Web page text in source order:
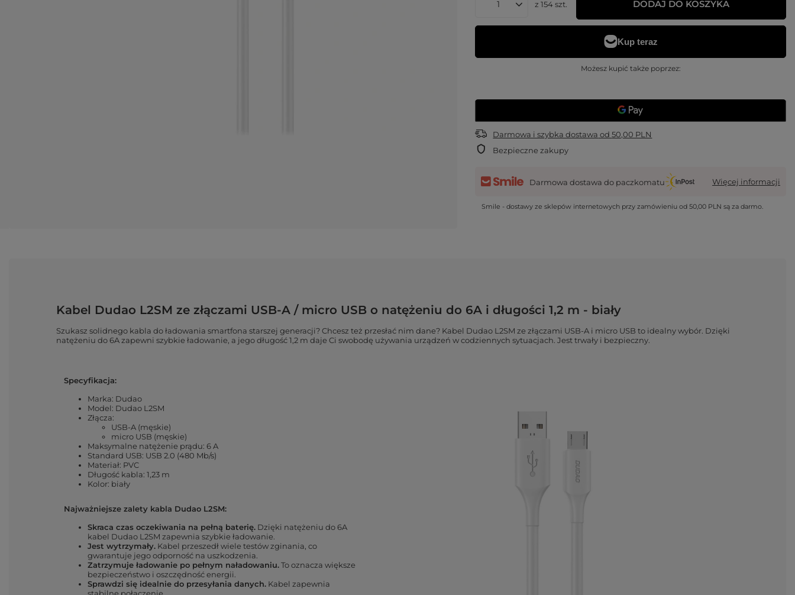
z154szt. DODAJ DO KOSZYKA
Możesz kupić także poprzez:
Darmowa i szybka dostawa od50,00 PLN
Bezpieczne zakupy
Darmowa dostawa do paczkomatu Więcej informacji
Smile - dostawy ze sklepów internetowych przy zamówieniu od50,00 PLN są za darmo.
Kabel Dudao L2SM ze złączami USB-A / micro USB o natężeniu do 6A i długości 1,2 m - biały
Szukasz solidnego kabla do ładowania smartfona starszej generacji? Chcesz też przesłać nim dane? Kabel Dudao L2SM ze złączami USB-A i micro USB to idealny wybór. Dzięki
natężeniu do 6A zapewni szybkie ładowanie, a jego długość 1,2 m daje Ci swobodę używania urządzeń w codziennych sytuacjach. Jest trwały i bezpieczny.
Specyfikacja:
Marka: Dudao
Model: Dudao L2SM
Złącza:
USB-A (męskie)
micro USB (męskie)
Maksymalne natężenie prądu: 6 A
Standard USB: USB 2.0 (480 Mb/s)
Materiał: PVC
Długość kabla: 1,23 m
Kolor: biały
Najważniejsze zalety kabla Dudao L2SM:
Skraca czas oczekiwania na pełną baterię. Dzięki natężeniu do 6A
kabel Dudao L2SM zapewnia szybkie ładowanie.
Jest wytrzymały. Kabel przeszedł wiele testów zginania, co
gwarantuje jego odporność na uszkodzenia.
Zatrzymuje ładowanie po pełnym naładowaniu.To oznacza większe
bezpieczeństwo i oszczędność energii.
Sprawdzi się idealnie do przesyłania danych. Kabel zapewnia
stabilne połączenie.